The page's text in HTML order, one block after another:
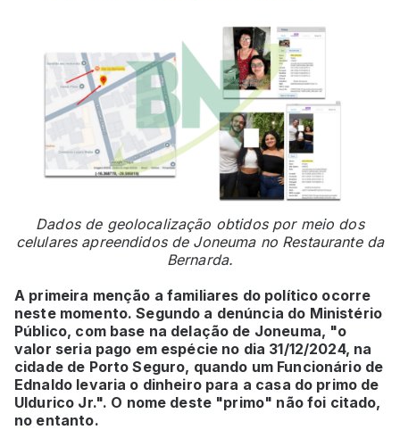
Dados de geolocalização obtidos por meio dos
celulares apreendidos de Joneuma no Restaurante da
Bernarda.
A primeira menção a familiares do político ocorre
neste momento. Segundo a denúncia do Ministério
Público, com base na delação de Joneuma, "o
valor seria pago em espécie no dia 31/12/2024, na
cidade de Porto Seguro, quando um Funcionário de
Ednaldo levaria o dinheiro para a casa do primo de
Uldurico Jr.". O nome deste "primo" não foi citado,
no entanto.